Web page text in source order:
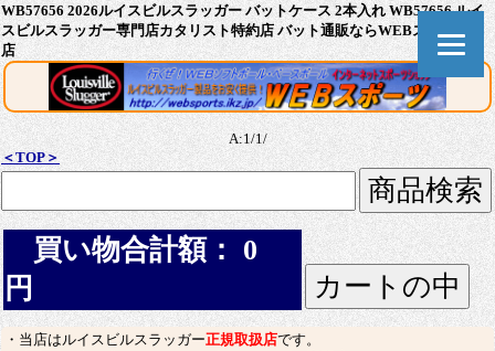
WB57656 2026ルイスビルスラッガー バットケース 2本入れ WB57656 ルイ
スビルスラッガー専門店カタリスト特約店 バット通販ならWEBスポーツ本
店
A:1/1/
＜TOP＞
買い物合計額： 0
円
・当店はルイスビルスラッガー正規取扱店です。